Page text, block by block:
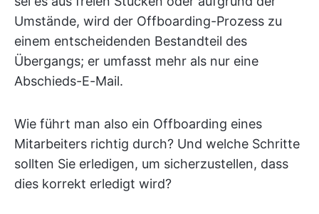
Umstände, wird der Offboarding-Prozess zu
einem entscheidenden Bestandteil des
Übergangs; er umfasst mehr als nur eine
Abschieds-E-Mail.
Wie führt man also ein Offboarding eines
Mitarbeiters richtig durch? Und welche Schritte
sollten Sie erledigen, um sicherzustellen, dass
dies korrekt erledigt wird?